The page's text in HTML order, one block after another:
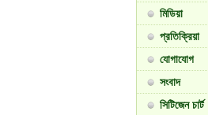
মিডিয়া
প্রতিক্রিয়া
যোগাযোগ
সংবাদ
সিটিজেন চার্ট